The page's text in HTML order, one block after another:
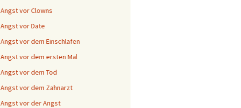
Angst vor Clowns
Angst vor Date
Angst vor dem Einschlafen
Angst vor dem ersten Mal
Angst vor dem Tod
Angst vor dem Zahnarzt
Angst vor der Angst